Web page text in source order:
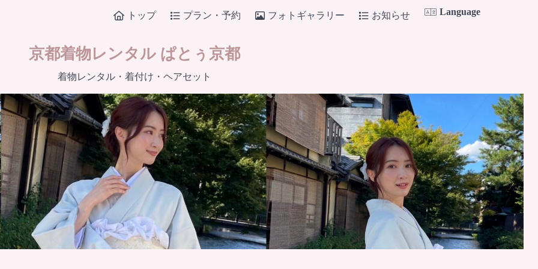
トップ プラン・予約 フォトギャラリー お知らせ Language
京都着物レンタル ぱとぅ京都
着物レンタル・着付け・ヘアセット